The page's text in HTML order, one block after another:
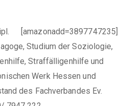
[amazonadd=3897747235]
Studium der Soziologie,
Straffälligenhilfe und
Werk Hessen und
des Fachverbandes Ev.